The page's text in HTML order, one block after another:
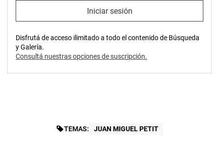
Iniciar sesión
Disfrutá de acceso ilimitado a todo el contenido de Búsqueda
y Galería.
Consultá nuestras opciones de suscripción.
TEMAS: JUAN MIGUEL PETIT